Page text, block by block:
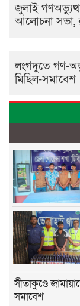
জুলাই
আলোচনা সভা,
লংগদুতে গণ-
মিছিল-সমাবেশ
সীতাকুণ্ডে
সমাবেশ